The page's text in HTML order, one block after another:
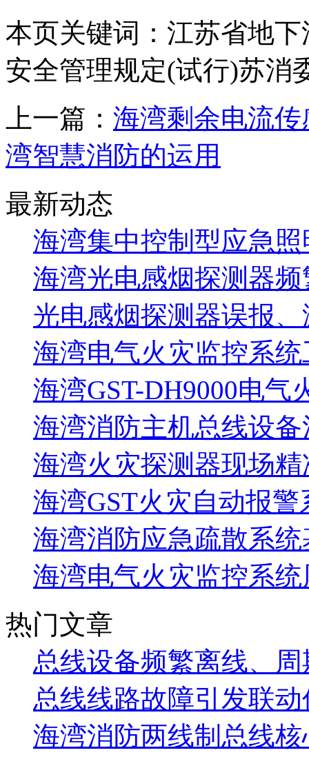
本页关键词：江苏省地
安全管理规定(试行)苏消
上一篇： 海湾剩余电流
湾智慧消防的运用
最新动态
海湾集中控制型应急照
海湾光电感烟探测器
光电感烟探测器误报
海湾电气火灾监控系统
海湾GST-DH9000电气
海湾消防主机总线设备
海湾火灾探测器现场
海湾GST火灾自动报警
海湾消防应急疏散系统
海湾电气火灾监控系
热门文章
总线设备频繁离线、
总线线路故障引发联
海湾消防两线制总线